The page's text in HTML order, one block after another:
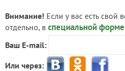
Внимание! Если у вас есть свой
отдельно, в специальной форме
Ваш E-mail:
Или через: